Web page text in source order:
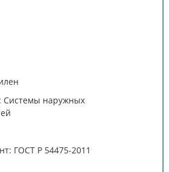
Системы наружных
ГОСТ Р 54475-2011